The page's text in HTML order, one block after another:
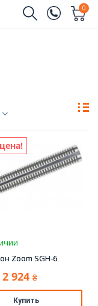
0
Zoom SGH-6
2 924 ₴
Купить